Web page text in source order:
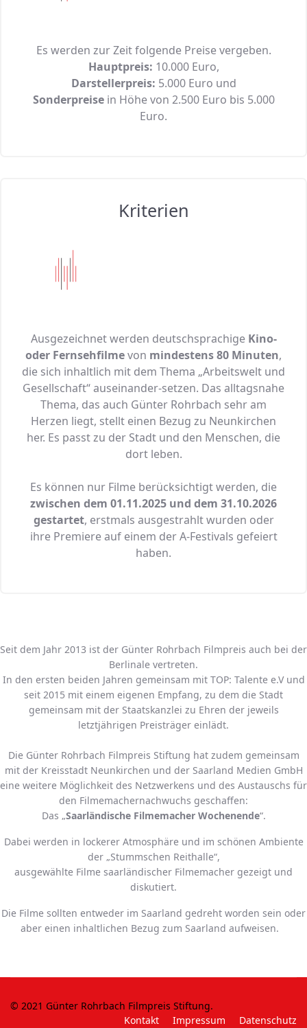
Es werden zur Zeit folgende Preise vergeben.
Hauptpreis: 10.000 Euro,
Darstellerpreis: 5.000 Euro und
Sonderpreisein Höhe von 2.500 Euro bis 5.000
Euro.
Kriterien
Ausgezeichnet werden deutschsprachige Kino-
oder Fernsehfilmevon mindestens 80 Minuten,
die sich inhaltlich mit dem Thema „Arbeitswelt und
Gesellschaft“ auseinander-setzen. Das alltagsnahe
Thema, das auch Günter Rohrbach sehr am
Herzen liegt, stellt einen Bezug zu Neunkirchen
her. Es passt zu der Stadt und den Menschen, die
dort leben.
Es können nur Filme berücksichtigt werden, die
zwischen dem 01.11.2025 und dem 31.10.2026
gestartet, erstmals ausgestrahlt wurden oder
ihre Premiere auf einem der A-Festivals gefeiert
haben.
Seit dem Jahr 2013 ist der Günter Rohrbach Filmpreis auch bei der
Berlinale vertreten.
In den ersten beiden Jahren gemeinsam mit TOP: Talente e.V und
seit 2015 mit einem eigenen Empfang, zu dem die Stadt
gemeinsam mit der Staatskanzlei zu Ehren der jeweils
letztjährigen Preisträger einlädt.
Die Günter Rohrbach Filmpreis Stiftung hat zudem gemeinsam
mit der Kreisstadt Neunkirchen und der Saarland Medien GmbH
eine weitere Möglichkeit des Netzwerkens und des Austauschs für
den Filmemachernachwuchs geschaffen:
Das „Saarländische Filmemacher Wochenende“.
Dabei werden in lockerer Atmosphäre und im schönen Ambiente
der „Stummschen Reithalle“,
ausgewählte Filme saarländischer Filmemacher gezeigt und
diskutiert.
Die Filme sollten entweder im Saarland gedreht worden sein oder
aber einen inhaltlichen Bezug zum Saarland aufweisen.
© 2021 Günter Rohrbach Filmpreis Stiftung.
Kontakt
Impressum Datenschutz